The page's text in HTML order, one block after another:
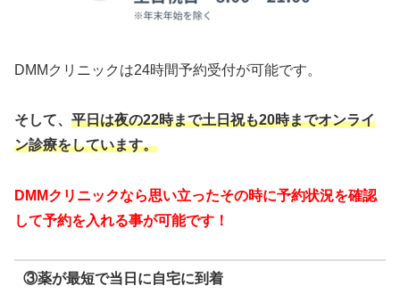
DMMクリニックは24時間予約受付が可能です。
そして、 平日は夜の22時まで土日祝も20時までオンライ
ン診療をしています。
DMMクリニックなら思い立ったその時に予約状況を確認
して予約を入れる事が可能です！
③薬が最短で当日に自宅に到着